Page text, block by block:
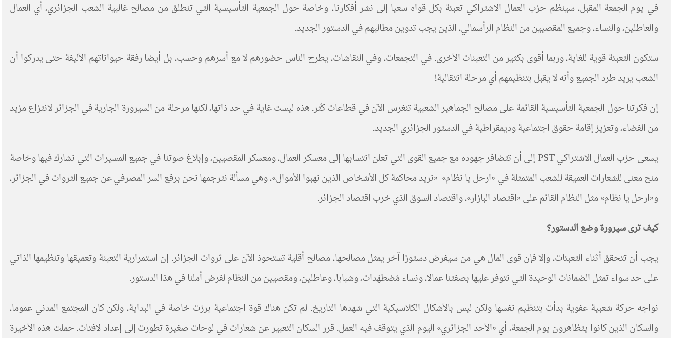
في يوم الجمعة المقبل، سينظم حزب العمال الاشتراكي تعبئة بكل قواه سعيا إلى نشر أفكارنا، وخاصة حول الجمعية التأسيسية التي تنطلق من مصالح غالبية الشعب الجزائري، أي العمال
والعاطلين، والنساء، وجميع المقصيين من النظام الرأسمالي، الذين يجب تدوين مطالبهم في الدستور الجديد.
ستكون التعبئة قوية للغاية، وربما أقوى بكثير من التعبئات الأخرى. في التجمعات، وفي النقاشات، يطرح الناس حضورهم لا مع أسرهم وحسب، بل أيضا رفقة حيواناتهم الأليفة حتى يدركوا أن
الشعب يريد طرد الجميع وأنه لا يقبل بتنظيمهم أي مرحلة انتقالية!
إن فكرتنا حول الجمعية التأسيسية القائمة على مصالح الجماهير الشعبية تنغرس الآن في قطاعات كُثر. هذه ليست غاية في حد ذاتها، لكنها مرحلة من السيرورة الجارية في الجزائر لانتزاع مزيد
من الفضاء، وتعزيز إقامة حقوق اجتماعية وديمقراطية في الدستور الجزائري الجديد.
يسعى حزب العمال الاشتراكي PST إلى أن تتضافر جهوده مع جميع القوى التي تعلن انتسابها إلى معسكر العمال، ومعسكر المقصيين، وإبلاغ صوتنا في جميع المسيرات التي نشارك فيها وخاصة
منح معنى للشعارات العميقة للشعب المتمثلة في «ارحل يا نظام» «نريد محاكمة كل الأشخاص الذين نهبوا الأموال»، وهي مسألة نترجمها نحن برفع السر المصرفي عن جميع الثروات في الجزائر،
و«ارحل يا نظام» مثل النظام القائم على «اقتصاد البازار»، واقتصاد السوق الذي خرب اقتصاد الجزائر.
كيف ترى سيرورة وضع الدستور؟
يجب أن تتحقق أثناء التعبئات، وإلا فإن قوى المال هي من سيفرض دستورًا آخر يمثل مصالحها، مصالح أقلية تستحوذ الآن على ثروات الجزائر. إن استمرارية التعبئة وتعميقها وتنظيمها الذاتي
على حد سواء تمثل الضمانات الوحيدة التي نتوفر عليها بصفتنا عمالا، ونساء مُضطهَدات، وشبابا، وعاطلين، ومقصيين من النظام لفرض أملنا في هذا الدستور.
نواجه حركة شعبية عفوية بدأت بتنظيم نفسها ولكن ليس بالأشكال الكلاسيكية التي شهدها التاريخ. لم تكن هناك قوة اجتماعية برزت خاصة في البداية، ولكن كان المجتمع المدني عموما،
والسكان الذين كانوا يتظاهرون يوم الجمعة، أي «الأحد الجزائري» اليوم الذي يتوقف فيه العمل. قرر السكان التعبير عن شعارات في لوحات صغيرة تطورت إلى إعداد لافتات. حملت هذه الأخيرة